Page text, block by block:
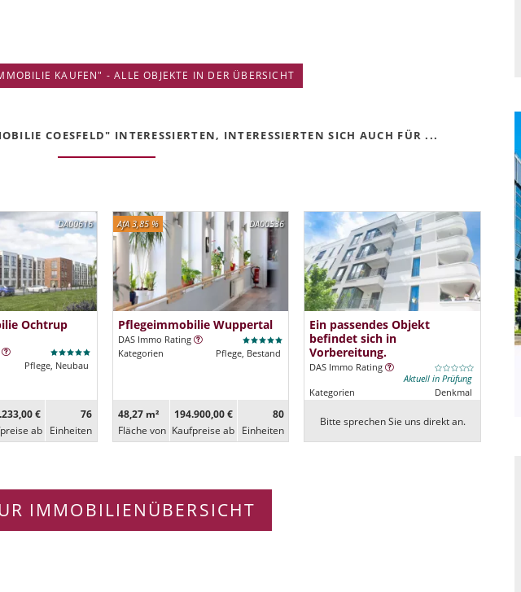
KAUFEN" - ALLE OBJEKTE IN DER ÜBERSICHT
COESFELD" INTERESSIERTEN, INTERESSIERTEN SICH AUCH FÜR ...
DA00616
Ochtrup
Pflege, Neubau
€
ab
76
Ein­heiten
DA00536
AfA 3,85 %
Pflegeimmobilie Wuppertal
DAS Immo Rating
Kategorien
Pflege, Bestand
48,27 m²
Fläche von
194.900,00 €
Kaufpreise ab
80
Ein­heiten
Ein passendes Objekt
befindet sich in
Vorbereitung.
DAS Immo Rating
Aktuell in Prüfung
Kategorien
Denkmal
Bitte sprechen Sie uns direkt an.
IMMOBILIENÜBERSICHT